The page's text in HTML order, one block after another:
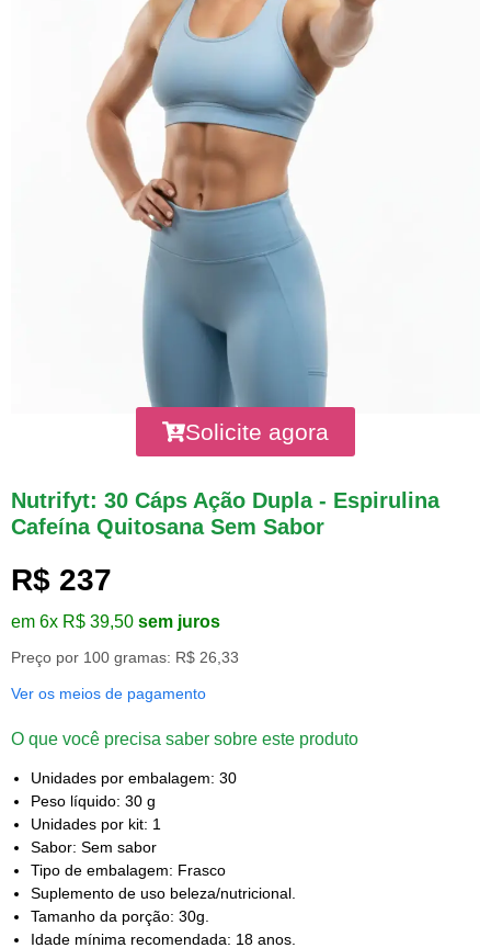
Solicite agora
Nutrifyt: 30 Cáps Ação Dupla - Espirulina
Cafeína Quitosana Sem Sabor
R$ 237
em 6x R$ 39,50 sem juros
Preço por 100 gramas: R$ 26,33
Ver os meios de pagamento
O que você precisa saber sobre este produto
Unidades por embalagem: 30
Peso líquido: 30 g
Unidades por kit: 1
Sabor: Sem sabor
Tipo de embalagem: Frasco
Suplemento de uso beleza/nutricional.
Tamanho da porção: 30g.
Idade mínima recomendada: 18 anos.